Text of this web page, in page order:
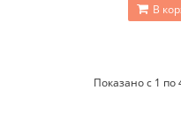
В
Показано с 1 по